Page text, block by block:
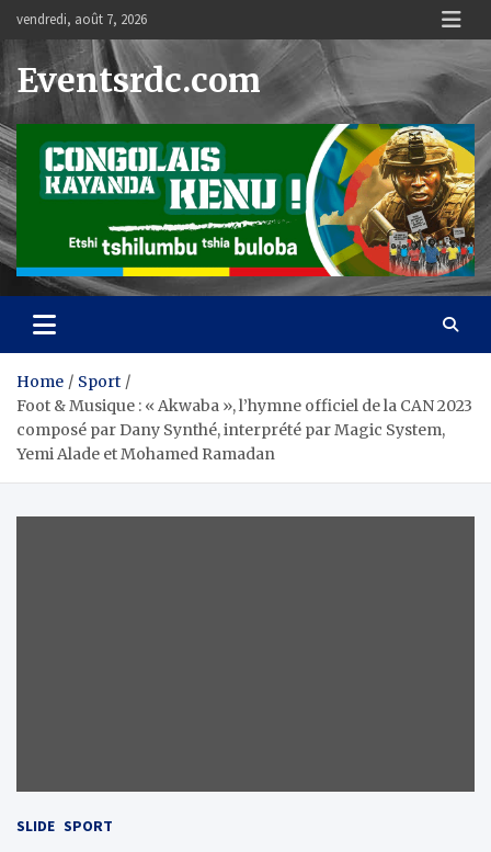
content
vendredi, août 7, 2026
Eventsrdc.com
Home
Sport
Foot & Musique : « Akwaba », l’hymne officiel de la CAN 2023
composé par Dany Synthé, interprété par Magic System,
Yemi Alade et Mohamed Ramadan
SLIDE SPORT